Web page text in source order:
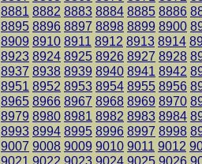
8881 8882 8883 8884 8885 8886
8895 8896 8897 8898 8899 8900
8909 8910 8911 8912 8913 8914
8923 8924 8925 8926 8927 8928
8937 8938 8939 8940 8941 8942
8951 8952 8953 8954 8955 8956
8965 8966 8967 8968 8969 8970
8979 8980 8981 8982 8983 8984
8993 8994 8995 8996 8997 8998
9007 9008 9009 9010 9011 9012
9021 9022 9023 9024 9025 9026